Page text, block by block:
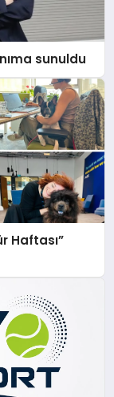
sunuldu
Haftası”